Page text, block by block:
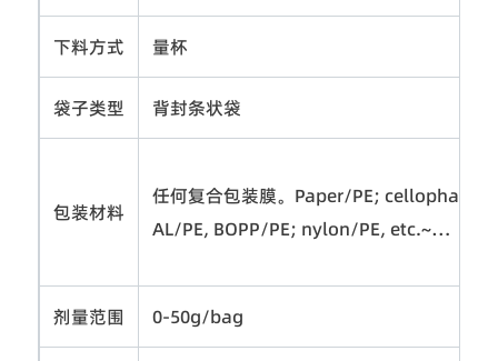
下料方式 量杯
袋子类型 背封条状袋
包装材料
任何复合包装膜。Paper/PE; cellophane /
AL/PE, BOPP/PE; nylon/PE, etc.~…
剂量范围 0-50g/bag